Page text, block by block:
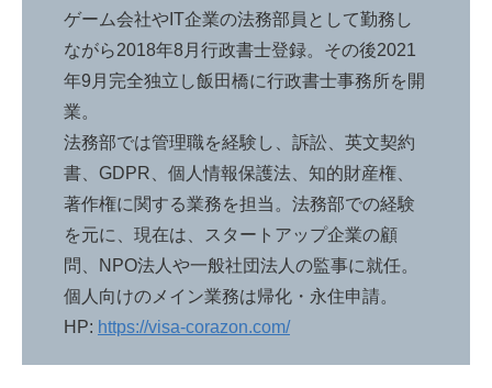
ゲーム会社やIT企業の法務部員として勤務し
ながら2018年8月行政書士登録。その後2021
年9月完全独立し飯田橋に行政書士事務所を開
業。
法務部では管理職を経験し、訴訟、英文契約
書、GDPR、個人情報保護法、知的財産権、
著作権に関する業務を担当。法務部での経験
を元に、現在は、スタートアップ企業の顧
問、NPO法人や一般社団法人の監事に就任。
個人向けのメイン業務は帰化・永住申請。
HP: https://visa-corazon.com/